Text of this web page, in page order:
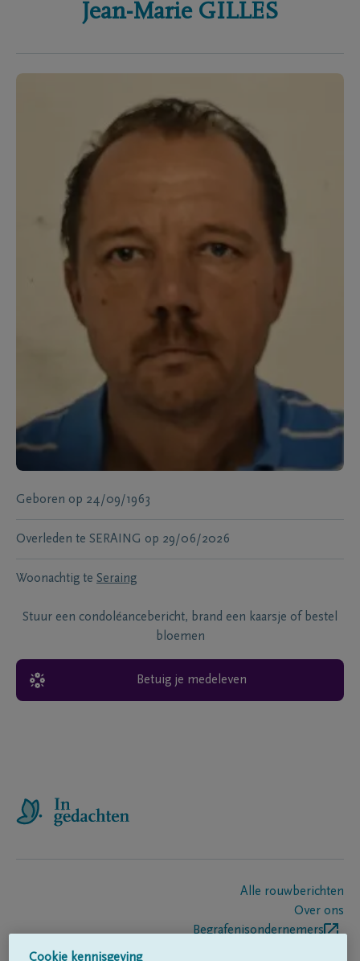
Jean-Marie GILLES
Geboren op 24/09/1963
Overleden te SERAING op 29/06/2026
Woonachtig te Seraing
Stuur een condoléancebericht, brand een kaarsje of bestel
bloemen
Betuig je medeleven
Alle rouwberichten
Over ons
Begrafenisondernemers
Cookie kennisgeving